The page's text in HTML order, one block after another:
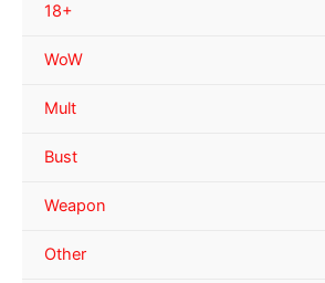
18+
WoW
Mult
Bust
Weapon
Other